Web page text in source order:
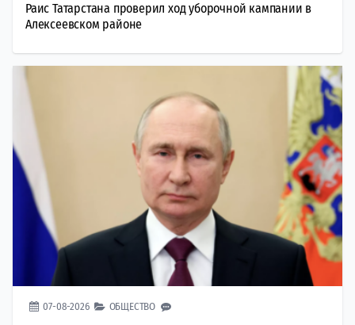
Раис Татарстана проверил ход уборочной кампании в
Алексеевском районе
07-08-2026 ОБЩЕСТВО